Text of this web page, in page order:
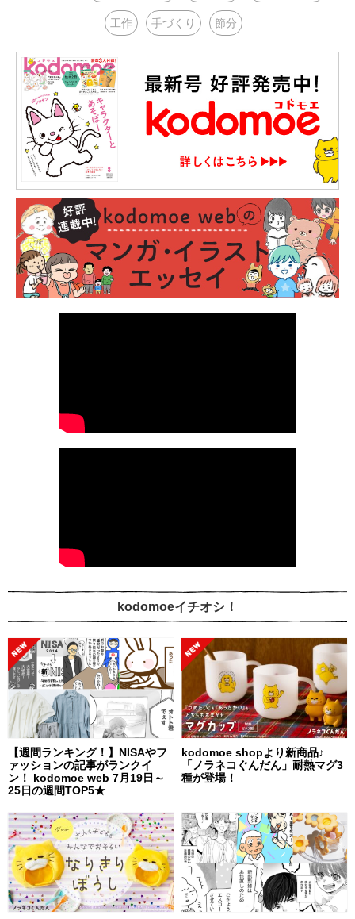
工作 手づくり 節分
kodomoeイチオシ！
【週間ランキング！】NISAやフ
ァッションの記事がランクイ
ン！ kodomoe web 7月19日～
25日の週間TOP5★
kodomoe shopより新商品♪
「ノラネコぐんだん」耐熱マグ3
種が登場！